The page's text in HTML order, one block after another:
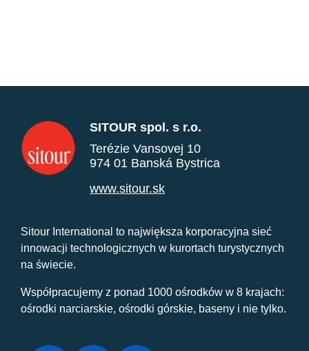
SITOUR spol. s r.o.
Terézie Vansovej 10
974 01 Banská Bystrica
www.sitour.sk
Sitour International to największa korporacyjna sieć
innowacji technologicznych w kurortach turystycznych
na świecie.
Współpracujemy z ponad 1000 ośrodków w 8 krajach:
ośrodki narciarskie, ośrodki górskie, baseny i nie tylko.